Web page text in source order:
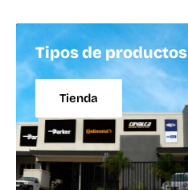
Tipos de productos
Tienda